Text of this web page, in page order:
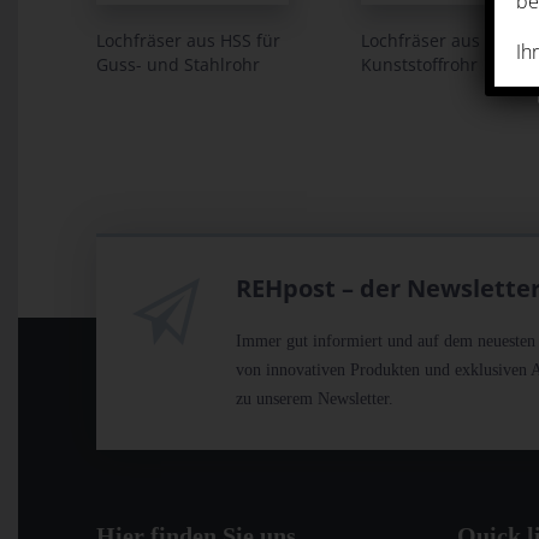
Lochfräser aus HSS für
Guss- und Stahlrohr
Lochfräser aus WS für
Kunststoffrohr
REHpost – der Newsletter
Immer gut informiert und auf dem
von innovativen Produkten und exklusiven
zu unserem Newsletter.